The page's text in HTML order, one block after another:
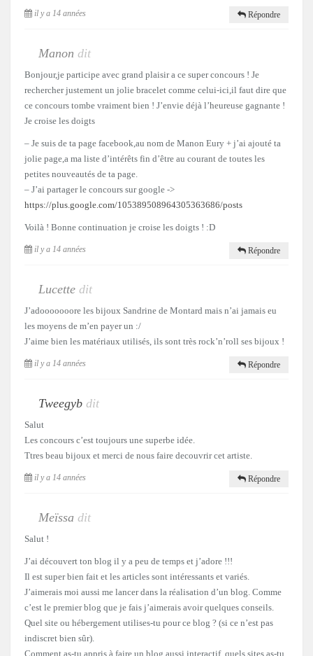
il y a 14 années Répondre
Manon dit
Bonjour,je participe avec grand plaisir a ce super concours ! Je
rechercher justement un jolie bracelet comme celui-ici,il faut dire que
ce concours tombe vraiment bien ! J’envie déjà l’heureuse gagnante !
Je croise les doigts
– Je suis de ta page facebook,au nom de Manon Eury + j’ai ajouté ta
jolie page,a ma liste d’intérêts fin d’être au courant de toutes les
petites nouveautés de ta page.
– J’ai partager le concours sur google ->
https://plus.google.com/105389508964305363686/posts
Voilà ! Bonne continuation je croise les doigts ! :D
il y a 14 années Répondre
Lucette dit
J’adooooooore les bijoux Sandrine de Montard mais n’ai jamais eu
les moyens de m’en payer un :/
J’aime bien les matériaux utilisés, ils sont très rock’n’roll ses bijoux !
il y a 14 années Répondre
Tweegyb dit
Salut
Les concours c’est toujours une superbe idée.
Ttres beau bijoux et merci de nous faire decouvrir cet artiste.
il y a 14 années Répondre
Meïssa dit
Salut !
J’ai découvert ton blog il y a peu de temps et j’adore !!!
Il est super bien fait et les articles sont intéressants et variés.
J’aimerais moi aussi me lancer dans la réalisation d’un blog. Comme
c’est le premier blog que je fais j’aimerais avoir quelques conseils.
Quel site ou hébergement utilises-tu pour ce blog ? (si ce n’est pas
indiscret bien sûr).
Comment as-tu appris à faire un blog aussi interactif, quels sites as-tu